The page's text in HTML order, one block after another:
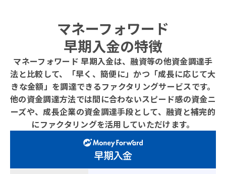
マネーフォワード
早期入金の特徴
マネーフォワード 早期入金は、融資等の他資金調達手
法と比較して、
「早く、簡便に」かつ「成長に応じて大
きな金額」を調達できるファクタリングサービスです。
他の資金調達方法では間に合わないスピード感の資金ニ
ーズや、成長企業の資金調達手段として、 融資と補完的
にファクタリングを活用していただけます。